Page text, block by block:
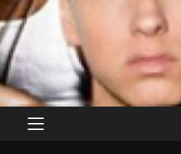
PRIMARY